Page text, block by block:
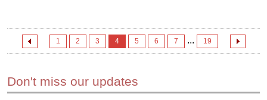
1 2 3 4 5 6 7 ... 19
Don't miss our updates